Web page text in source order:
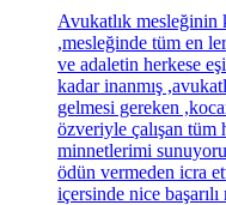
Avukatlık
,mesleğinde tüm en
ve adaletin herkese
kadar inanmış
gelmesi gereken
özveriyle çalışan tüm
minnetlerimi
ödün vermeden icra
içersinde nice